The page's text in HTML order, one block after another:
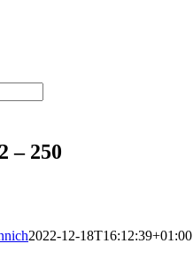
– 250
2022-12-18T16:12:39+01:00